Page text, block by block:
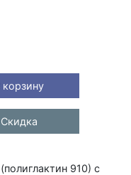
корзину
Скидка
910) с